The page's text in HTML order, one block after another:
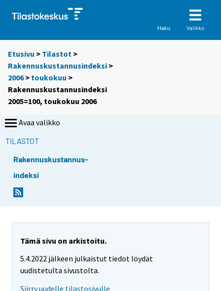
Haku Valikko
Etusivu > Tilastot >
Rakennuskustannusindeksi >
2006> toukokuu >
Rakennuskustannusindeksi
2005=100, toukokuu 2006
Avaa valikko
TILASTOT
Rakennuskustannus-
indeksi
Tämä sivu on arkistoitu.
5.4.2022 jälkeen julkaistut tiedot löydät
uudistetulta sivustolta.
Siirry uudelle tilastosivulle